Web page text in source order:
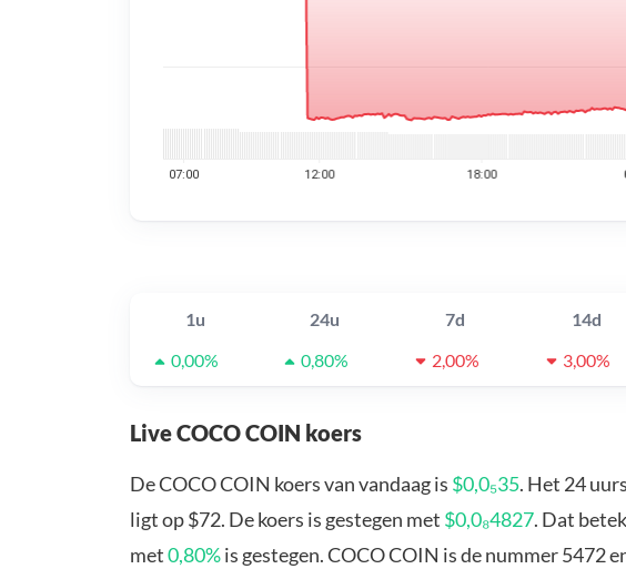
1u 24u 7d 14d
0,00%
0,80% 2,00% 3,00%
Live COCO COIN koers
De COCO COIN koers van vandaag is $0,0₅35. Het 24
ligt op $72. De koers is gestegen met $0,0₈4827. Dat
met0,80%is gestegen. COCO COIN is de nummer 5472